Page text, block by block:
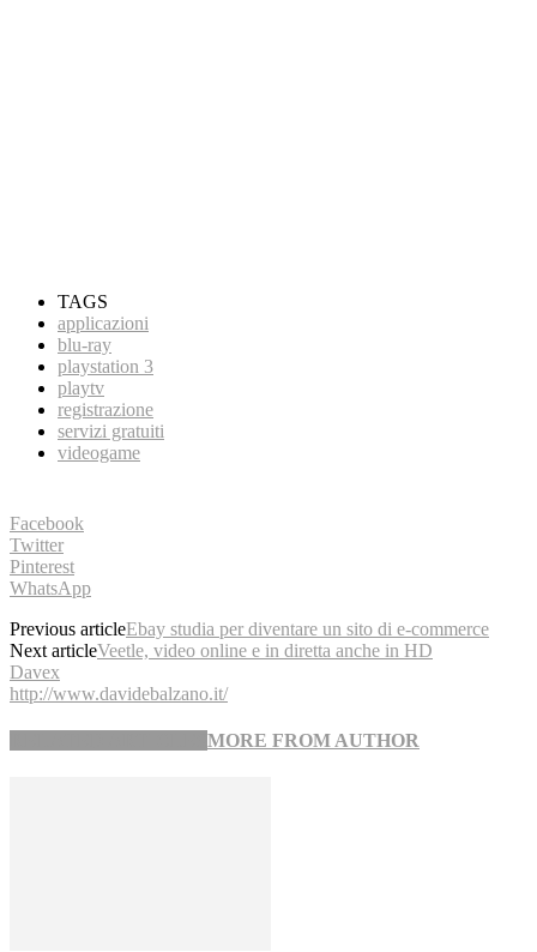
TAGS
applicazioni
blu-ray
playstation 3
playtv
registrazione
servizi gratuiti
videogame
Facebook
Twitter
Pinterest
WhatsApp
Previous articleEbay studia per diventare un sito di e-commerce
Next articleVeetle, video online e in diretta anche in HD
Davex
http://www.davidebalzano.it/
MORE FROM AUTHOR